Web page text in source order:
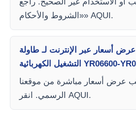
أو الاستخدام غير الصحيح. راجع
«الشروط والأحكام» AQUI.
أسعار عبر الإنترنت لـ طاولة
عرض أسعار مباشرة من موقعنا
الرسمي. انقر AQUI.